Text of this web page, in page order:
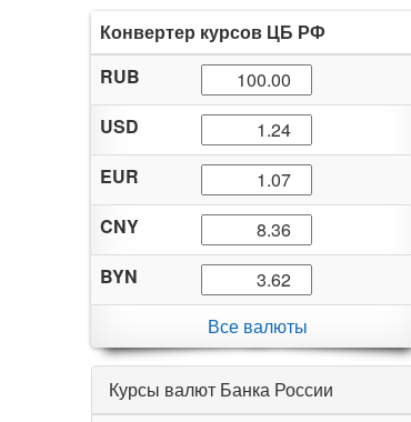
Конвертер курсов ЦБ РФ
RUB
USD
EUR
CNY
BYN
Все валюты
Курсы валют Банка России